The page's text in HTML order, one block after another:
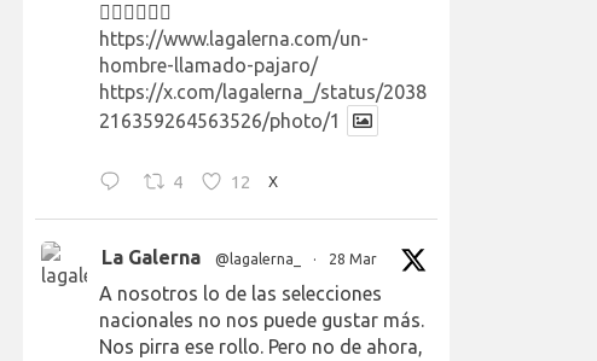
👉🏻👉🏻👉🏻
https://www.lagalerna.com/un-
hombre-llamado-pajaro/
https://x.com/lagalerna_/status/2038
216359264563526/photo/1
4 12 X
La Galerna @lagalerna_ · 28 Mar
A nosotros lo de las selecciones
nacionales no nos puede gustar más.
Nos pirra ese rollo. Pero no de ahora,